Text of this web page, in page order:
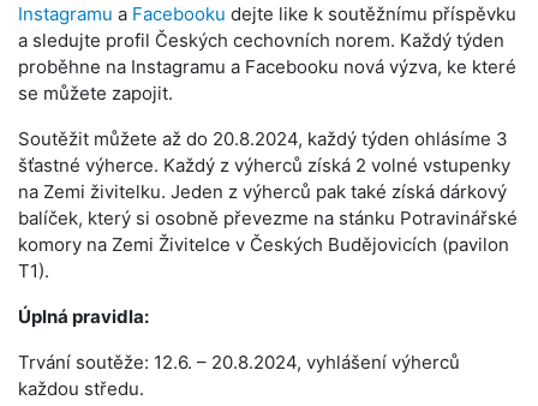
Instagramu a Facebooku dejte like k soutěžnímu příspěvku
a sledujte profil Českých cechovních norem. Každý týden
proběhne na Instagramu a Facebooku nová výzva, ke které
se můžete zapojit.
Soutěžit můžete až do 20.8.2024, každý týden ohlásíme 3
šťastné výherce. Každý z výherců získá 2 volné vstupenky
na Zemi živitelku. Jeden z výherců pak také získá dárkový
balíček, který si osobně převezme na stánku Potravinářské
komory na Zemi Živitelce v Českých Budějovicích (pavilon
T1).
Úplná pravidla:
Trvání soutěže: 12.6. – 20.8.2024, vyhlášení výherců
každou středu.